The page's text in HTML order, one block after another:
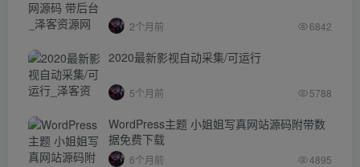
2个月前 6842
2020最新影视自动采集/可运行
5个月前 5788
WordPress主题 小姐姐写真网站源码附带数
据免费下载
6个月前 4895